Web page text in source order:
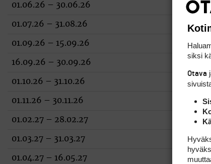
01.06.26 – 30.06.26
01.07.26 – 31.08.26
01.09.26 – 15.09.26
16.09.26 – 30.09.26
01.10.26 – 31.10.26
01.11.26 – 30.11.26
01.02.27 – 28.02.27
01.03.27 – 31.03.27
01.04.27 – 16.05.27
siksi
Otava